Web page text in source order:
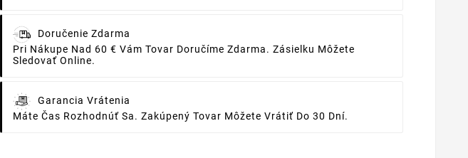
Doručenie Zdarma
Pri Nákupe Nad 60 € Vám Tovar Doručíme Zdarma. Zásielku Môžete
Sledovať Online.
Garancia Vrátenia
Máte Čas Rozhodnúť Sa. Zakúpený Tovar Môžete Vrátiť Do 30 Dní.